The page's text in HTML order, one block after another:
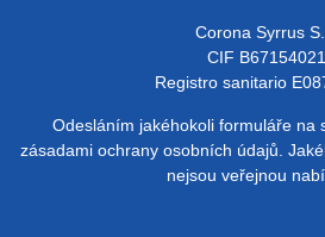
Corona Syrrus
CIF B67154021
Registro sanitario
Odesláním jakéhokoli formuláře na
zásadami ochrany osobních údajů.
nejsou veřejnou